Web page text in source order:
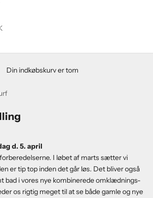
Din indkøbskurv er tom
d. 5. april
I løbet af marts sætter vi
er tip top inden det går løs. Det bliver også
bad i vores nye kombinerede omklædnings-
os rigtig meget til at se både gamle og nye